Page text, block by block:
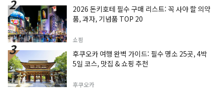
2026 돈키호테 필수 구매 리스트: 꼭 사야 할 의약
품, 과자, 기념품 TOP 20
쇼핑
후쿠오카 여행 완벽 가이드: 필수 명소 25곳, 4박
5일 코스, 맛집 & 쇼핑 추천
후쿠오카